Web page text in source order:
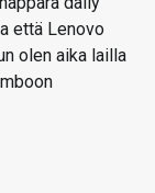
että Lenovo
olen aika lailla